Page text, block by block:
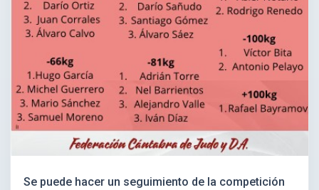
Se puede hacer un seguimiento de la competición